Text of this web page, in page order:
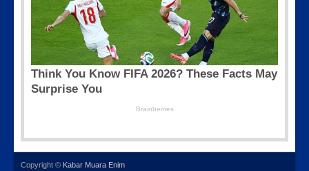
Copyright © Kabar Muara Enim